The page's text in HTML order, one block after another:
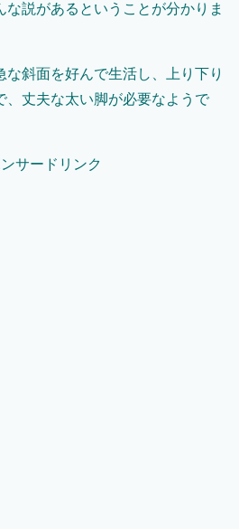
な説があるということが分かりま
な斜面を好んで生活し、上り下り
、丈夫な太い脚が必要なようで
サードリンク